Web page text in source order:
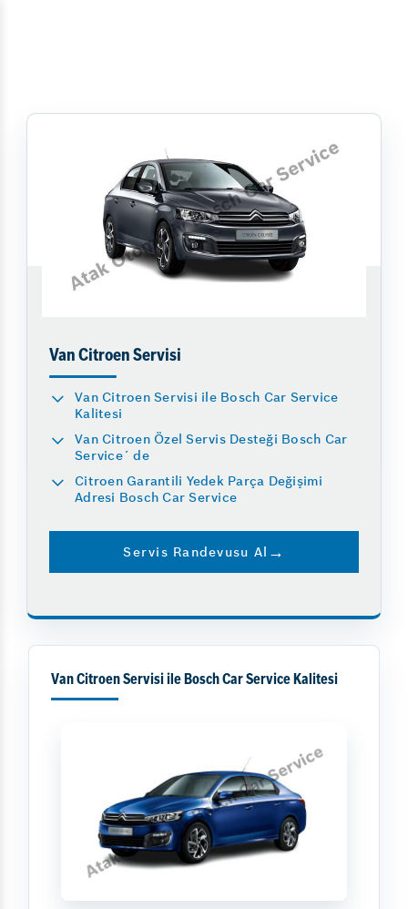
Van Citroen Servisi
Van Citroen Servisi ile Bosch Car Service
Kalitesi
Van Citroen Özel Servis Desteği Bosch Car
Service´ de
Citroen Garantili Yedek Parça Değişimi
Adresi Bosch Car Service
Servis Randevusu Al
Van Citroen Servisi ile Bosch Car Service Kalitesi